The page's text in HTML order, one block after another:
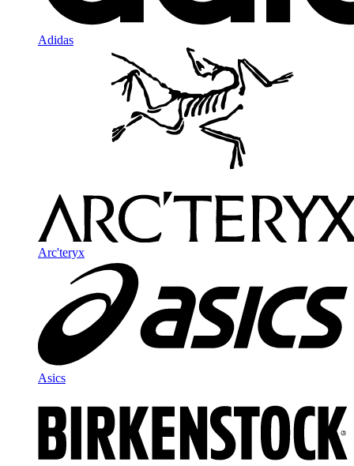
Adidas
Arc'teryx
Asics